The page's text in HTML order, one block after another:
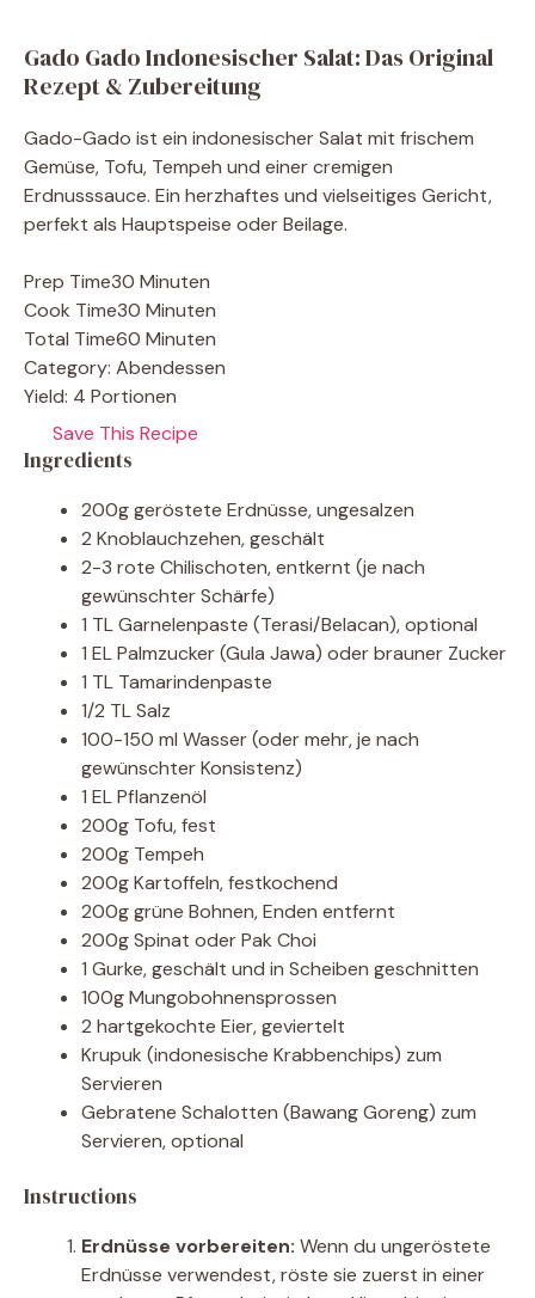
Gado Gado Indonesischer Salat: Das Original
Rezept & Zubereitung
Gado-Gado ist ein indonesischer Salat mit frischem
Gemüse, Tofu, Tempeh und einer cremigen
Erdnusssauce. Ein herzhaftes und vielseitiges Gericht,
perfekt als Hauptspeise oder Beilage.
Prep Time30 Minuten
Cook Time30 Minuten
Total Time60 Minuten
Category: Abendessen
Yield: 4 Portionen
Save This Recipe
Ingredients
200g geröstete Erdnüsse, ungesalzen
2 Knoblauchzehen, geschält
2-3 rote Chilischoten, entkernt (je nach
gewünschter Schärfe)
1 TL Garnelenpaste (Terasi/Belacan), optional
1 EL Palmzucker (Gula Jawa) oder brauner Zucker
1 TL Tamarindenpaste
1/2 TL Salz
100-150 ml Wasser (oder mehr, je nach
gewünschter Konsistenz)
1 EL Pflanzenöl
200g Tofu, fest
200g Tempeh
200g Kartoffeln, festkochend
200g grüne Bohnen, Enden entfernt
200g Spinat oder Pak Choi
1 Gurke, geschält und in Scheiben geschnitten
100g Mungobohnensprossen
2 hartgekochte Eier, geviertelt
Krupuk (indonesische Krabbenchips) zum
Servieren
Gebratene Schalotten (Bawang Goreng) zum
Servieren, optional
Instructions
Erdnüsse vorbereiten: Wenn du ungeröstete
Erdnüsse verwendest, röste sie zuerst in einer